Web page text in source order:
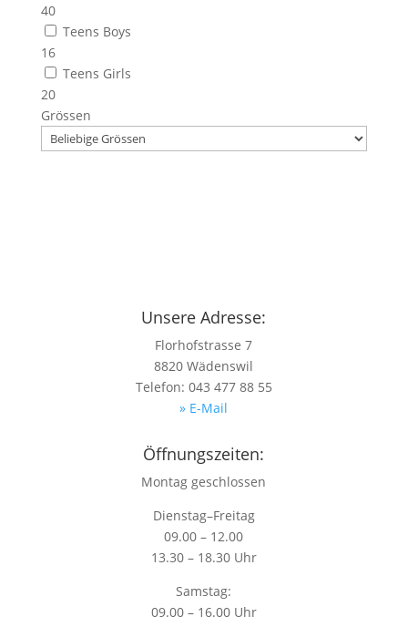
40
Teens Boys
16
Teens Girls
20
Grössen
Unsere Adresse:
Florhofstrasse 7
8820 Wädenswil
Telefon: 043 477 88 55
» E-Mail
Öffnungszeiten:
Montag geschlossen
Dienstag–Freitag
09.00 – 12.00
13.30 – 18.30 Uhr
Samstag:
09.00 – 16.00 Uhr